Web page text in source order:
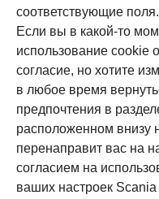
соответствующие поля.
Если вы в какой-то
использование cookie
согласие, но хотите
в любое время
предпочтения в
расположенном внизу
перенаправит вас на
согласием на
ваших настроек Scania